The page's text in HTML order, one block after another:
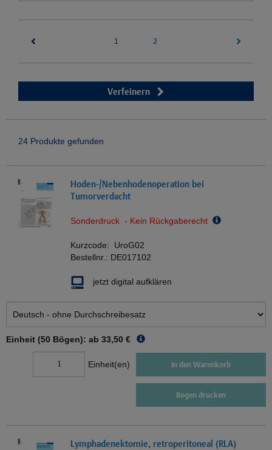
1 2
Verfeinern
24 Produkte gefunden
Hoden-/Nebenhodenoperation bei
Tumorverdacht
Sonderdruck - Kein Rückgaberecht
Kurzcode: UroG02
Bestellnr.: DE017102
jetzt digital aufklären
Einheit (50 Bögen): ab 33,50 €
Einheit(en) In den Warenkorb
Bogen drucken
Lymphadenektomie, retroperitoneal (RLA)